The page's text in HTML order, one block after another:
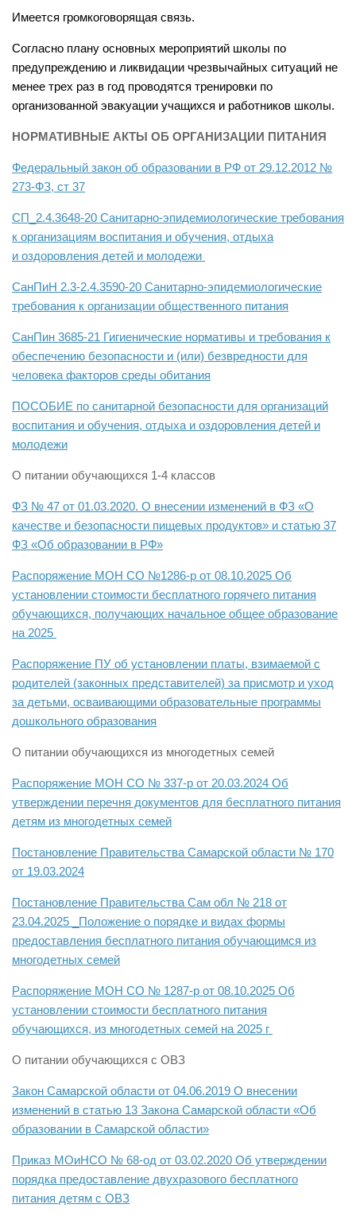
Имеется громкоговорящая связь.
Согласно плану основных мероприятий школы по
предупреждению и ликвидации чрезвычайных ситуаций не
менее трех раз в год проводятся тренировки по
организованной эвакуации учащихся и работников школы.
НОРМАТИВНЫЕ АКТЫ ОБ ОРГАНИЗАЦИИ ПИТАНИЯ
Федеральный закон об образовании в РФ от 29.12.2012 №
273-ФЗ, ст 37
СП_2.4.3648-20 Санитарно-эпидемиологические требования
к организациям воспитания и обучения, отдыха
и оздоровления детей и молодежи
СанПиН 2.3-2.4.3590-20 Санитарно-эпидемиологические
требования к организации общественного питания
СанПин 3685-21 Гигиенические нормативы и требования к
обеспечению безопасности и (или) безвредности для
человека факторов среды обитания
ПОСОБИЕ по санитарной безопасности для организаций
воспитания и обучения, отдыха и оздоровления детей и
молодежи
О питании обучающихся 1-4 классов
ФЗ № 47 от 01.03.2020. О внесении изменений в ФЗ «О
качестве и безопасности пищевых продуктов» и статью 37
ФЗ «Об образовании в РФ»
Распоряжение МОН СО №1286-р от 08.10.2025 Об
установлении стоимости бесплатного горячего питания
обучающихся, получающих начальное общее образование
на 2025
Распоряжение ПУ об установлении платы, взимаемой с
родителей (законных представителей) за присмотр и уход
за детьми, осваивающими образовательные программы
дошкольного образования
О питании обучающихся из многодетных семей
Распоряжение МОН СО № 337-р от 20.03.2024 Об
утверждении перечня документов для бесплатного питания
детям из многодетных семей
Постановление Правительства Самарской области № 170
от 19.03.2024
Постановление Правительства Сам обл № 218 от
23.04.2025 _Положение о порядке и видах формы
предоставления бесплатного питания обучающимся из
многодетных семей
Распоряжение МОН СО № 1287-р от 08.10.2025 Об
установлении стоимости бесплатного питания
обучающихся, из многодетных семей на 2025 г
О питании обучающихся с ОВЗ
Закон Самарской области от 04.06.2019 О внесении
изменений в статью 13 Закона Самарской области «Об
образовании в Самарской области»
Приказ МОиНСО № 68-од от 03.02.2020 Об утверждении
порядка предоставление двухразового бесплатного
питания детям с ОВЗ